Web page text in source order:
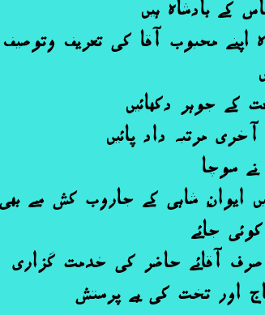
کے بادشاہ ہیں
محبوب آقا کی تعریف وتوصیف
کے جوہر دکھائیں
مرتبہ داد پائیں
نے سوچا
ایوانِ شاہی کے جاروب کش سے
جائے
صرف آقائے حاضر کی خدمت گزاری
اور تخت کی ہے پرستش